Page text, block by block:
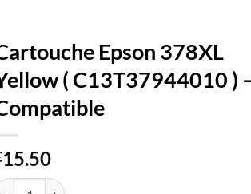
Epson 378XL
( C13T37944010 )
15.50
de Cartouche Epson 378XL Yellow (